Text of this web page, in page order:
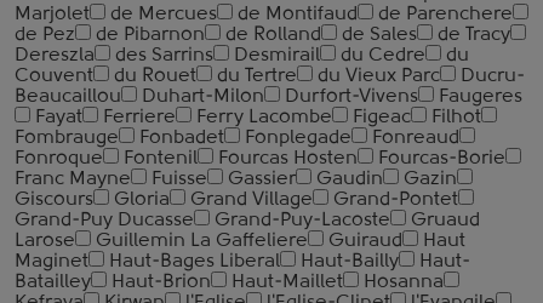
Marjolet
de Mercues de Montifaud
de Parenchere
de Pez
de Pibarnon de Rolland de Sales
de Tracy
Dereszla
des Sarrins Desmirail du Cedre
du
Couvent
du Rouet du Tertre du Vieux Parc
Ducru-
Beaucaillou
Duhart-Milon Durfort-Vivens
Faugeres
Fayat
Ferriere Ferry Lacombe Figeac
Filhot
Fombrauge
Fonbadet Fonplegade
Fonreaud
Fonroque
Fontenil Fourcas Hosten
Fourcas-Borie
Franc Mayne
Fuisse Gassier Gaudin
Gazin
Giscours
Gloria Grand Village
Grand-Pontet
Grand-Puy Ducasse
Grand-Puy-Lacoste
Gruaud
Larose
Guillemin La Gaffeliere Guiraud
Haut
Maginet
Haut-Bages Liberal Haut-Bailly
Haut-
Batailley
Haut-Brion Haut-Maillet
Hosanna